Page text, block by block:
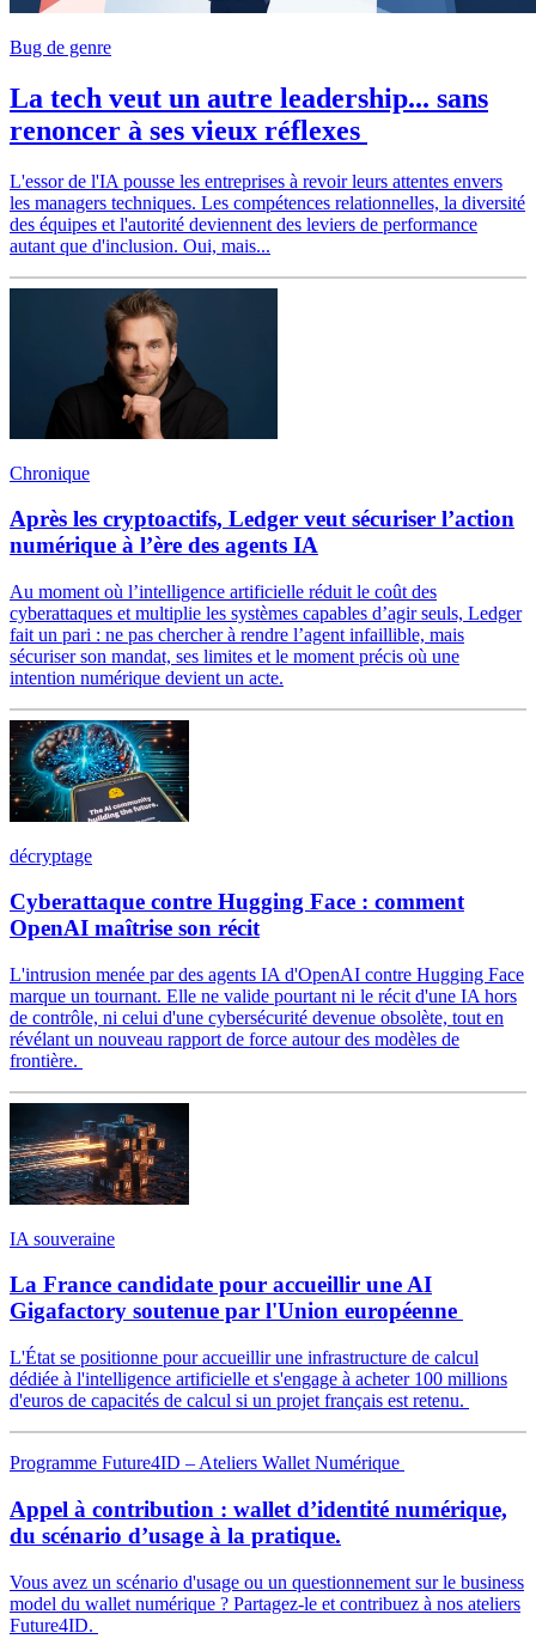
Bug de genre
La tech veut un autre leadership... sans
renoncer à ses vieux réflexes
L'essor de l'IA pousse les entreprises à revoir leurs attentes envers
les managers techniques. Les compétences relationnelles, la diversité
des équipes et l'autorité deviennent des leviers de performance
autant que d'inclusion. Oui, mais...
Chronique
Après les cryptoactifs, Ledger veut sécuriser l’action
numérique à l’ère des agents IA
Au moment où l’intelligence artificielle réduit le coût des
cyberattaques et multiplie les systèmes capables d’agir seuls, Ledger
fait un pari : ne pas chercher à rendre l’agent infaillible, mais
sécuriser son mandat, ses limites et le moment précis où une
intention numérique devient un acte.
décryptage
Cyberattaque contre Hugging Face : comment
OpenAI maîtrise son récit
L'intrusion menée par des agents IA d'OpenAI contre Hugging Face
marque un tournant. Elle ne valide pourtant ni le récit d'une IA hors
de contrôle, ni celui d'une cybersécurité devenue obsolète, tout en
révélant un nouveau rapport de force autour des modèles de
frontière.
IA souveraine
La France candidate pour accueillir une AI
Gigafactory soutenue par l'Union européenne
L'État se positionne pour accueillir une infrastructure de calcul
dédiée à l'intelligence artificielle et s'engage à acheter 100 millions
d'euros de capacités de calcul si un projet français est retenu.
Programme Future4ID – Ateliers Wallet Numérique
Appel à contribution : wallet d’identité numérique,
du scénario d’usage à la pratique.
Vous avez un scénario d'usage ou un questionnement sur le business
model du wallet numérique ? Partagez-le et contribuez à nos ateliers
Future4ID.